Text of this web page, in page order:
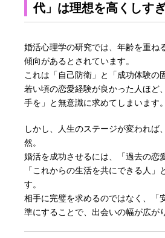
代」は理想を高くしす
婚活心理学の研究では、年齢を重ね
傾向があるとされています。
これは「自己防衛」と「成功体験の
若い頃の恋愛経験が良かった人ほど
手を」と無意識に求めてしまいます。
しかし、人生のステージが変われば
然。
婚活を成功させるには、「過去の恋
「これからの生活を共にできる人」
す。
相手に完璧を求めるのではなく、「
準にすることで、出会いの幅が広が